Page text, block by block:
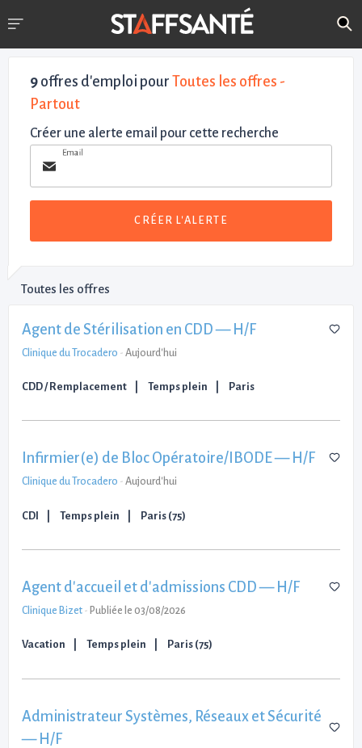
9 offres d'emploi pour Toutes les offres -
Partout
Créer une alerte email pour cette recherche
Email
CRÉER L'ALERTE
Toutes les offres
Agent de Stérilisation en CDD — H/F
Clinique du Trocadero - Aujourd'hui
CDD / Remplacement Temps plein Paris
Infirmier(e) de Bloc Opératoire/IBODE — H/F
Clinique du Trocadero - Aujourd'hui
CDI Temps plein Paris (75)
Agent d'accueil et d'admissions CDD — H/F
Clinique Bizet - Publiée le 03/08/2026
Vacation Temps plein Paris (75)
Administrateur Systèmes, Réseaux et Sécurité
— H/F